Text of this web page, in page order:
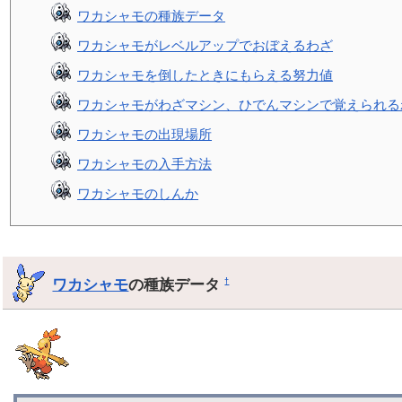
ワカシャモの種族データ
ワカシャモがレベルアップでおぼえるわざ
ワカシャモを倒したときにもらえる努力値
ワカシャモがわざマシン、ひでんマシンで覚えられ
ワカシャモの出現場所
ワカシャモの入手方法
ワカシャモのしんか
ワカシャモの種族データ†